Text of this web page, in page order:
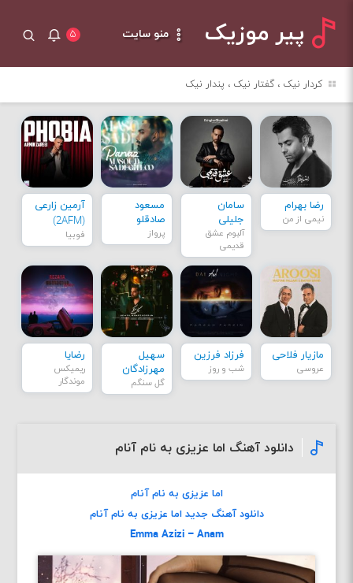
پیر موزیک منو سایت ۵
کردار نیک ، گفتار نیک ، پندار نیک
رضا بهرام
نیمی از من
سامان
جلیلی
آلبوم عشق
قدیمی
مسعود
صادقلو
پرواز
آرمین زارعی
(2AFM)
فوبیا
مازیار فلاحی
عروسی
فرزاد فرزین
شب و روز
سهیل
مهرزادگان
گل سنگم
رضایا
ریمیکس
موندگار
دانلود آهنگ اما عزیزی به نام آنام
اما عزیزی به نام آنام
دانلود آهنگ جديد اما عزیزی به نام آنام
Emma Azizi – Anam